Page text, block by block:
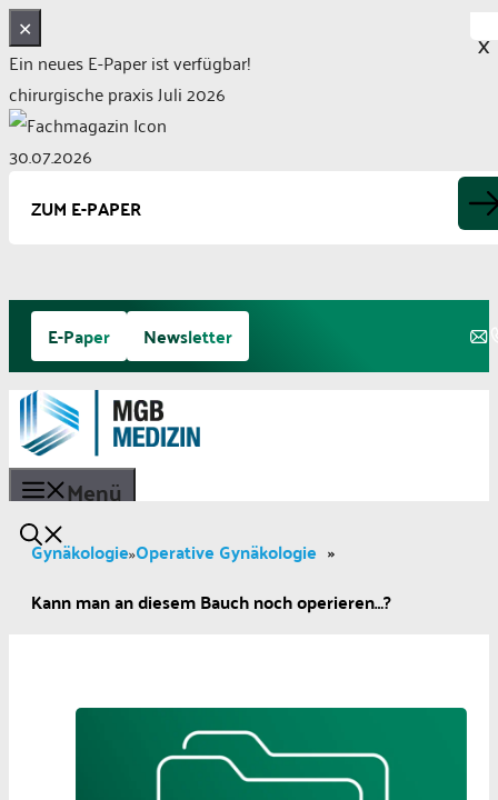
✕
Ein neues E-Paper ist verfügbar!
chirurgische praxis Juli 2026
30.07.2026
ZUM E-PAPER
Zum
Inhalt
springen
E-Paper Newsletter
Menü
Gynäkologie»Operative Gynäkologie »
Kann man an diesem Bauch noch operieren…?
X